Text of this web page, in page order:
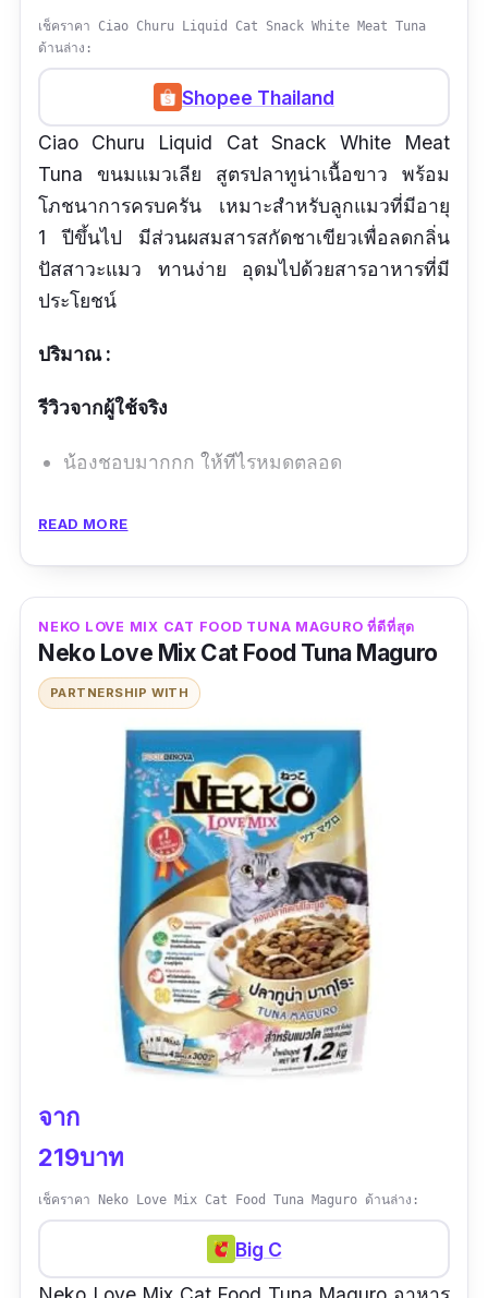
เช็คราคา Ciao Churu Liquid Cat Snack White Meat Tuna
ด้านล่าง:
Shopee Thailand
Ciao Churu Liquid Cat Snack White Meat
Tuna ขนมแมวเลีย สูตรปลาทูน่าเนื้อขาว พร้อม
โภชนาการครบครัน เหมาะสำหรับลูกแมวที่มีอายุ
1 ปีขึ้นไป มีส่วนผสมสารสกัดชาเขียวเพื่อลดกลิ่น
ปัสสาวะแมว ทานง่าย อุดมไปด้วยสารอาหารที่มี
ประโยชน์
ปริมาณ :
รีวิวจากผู้ใช้จริง
น้องชอบมากกก ให้ทีไรหมดตลอด
ข้อดี
อร่อย
สะดวก
ข้อเสีย
ราคาแพง
READ MORE
NEKO LOVE MIX CAT FOOD TUNA MAGURO ที่ดีที่สุด
Neko Love Mix Cat Food Tuna Maguro
PARTNERSHIP WITH
จาก
219บาท
เช็คราคา Neko Love Mix Cat Food Tuna Maguro ด้านล่าง:
Big C